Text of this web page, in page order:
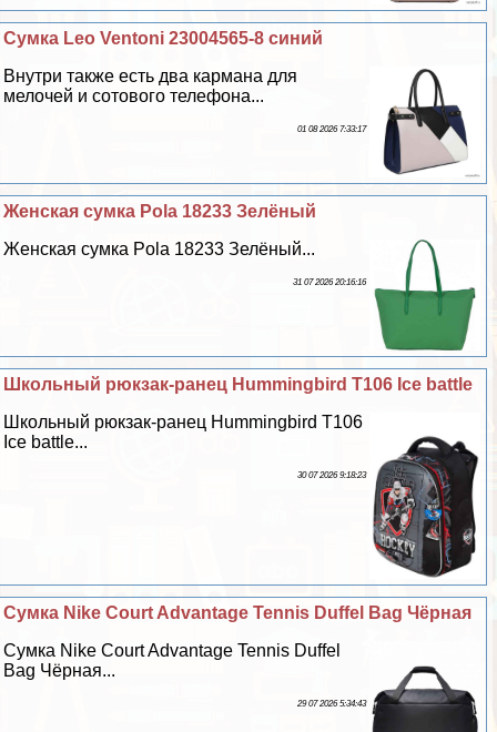
Сумка Leo Ventoni 23004565-8 синий
Внутри также есть два кармана для
мелочей и сотового телефона...
01 08 2026 7:33:17
Женская сумка Pola 18233 Зелёный
Женская сумка Pola 18233 Зелёный...
31 07 2026 20:16:16
Школьный рюкзак-ранец Hummingbird T106 Ice battle
Школьный рюкзак-ранец Hummingbird T106
Ice battle...
30 07 2026 9:18:23
Сумка Nike Court Advantage Tennis Duffel Bag Чёрная
Сумка Nike Court Advantage Tennis Duffel
Bag Чёрная...
29 07 2026 5:34:43